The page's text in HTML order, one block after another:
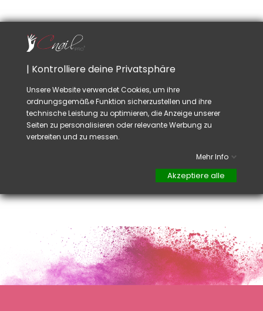
VIELLEICHT GEFÄLLT IHNEN AUCH
Preis
| Kontrolliere deine Privatsphäre
Unsere Website verwendet Cookies, um ihre
ordnungsgemäße Funktion sicherzustellen und ihre
technische Leistung zu optimieren, die Anzeige unserer
Seiten zu personalisieren oder relevante Werbung zu
verbreiten und zu messen.
Mehr Info
Akzeptiere alle